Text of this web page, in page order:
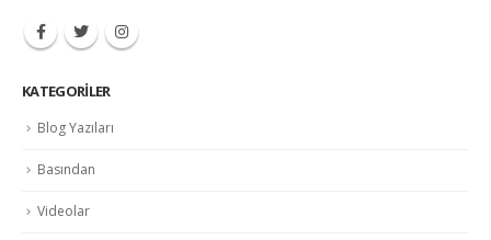
KATEGORILER
Blog Yazıları
Basından
Videolar